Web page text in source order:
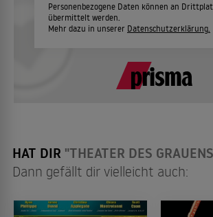
Personenbezogene Daten können an
übermittelt werden.
Mehr dazu in unserer Datenschutzerklärung.
HAT DIR "THEATER DES
Dann gefällt dir vielleicht auch: